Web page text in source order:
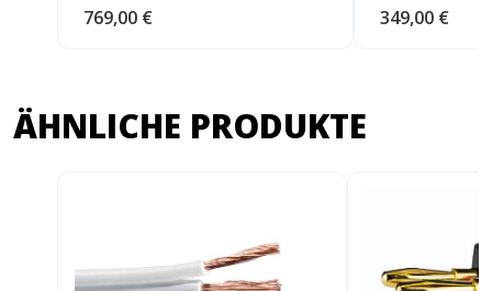
769,00 € 349,00 €
ÄHNLICHE PRODUKTE